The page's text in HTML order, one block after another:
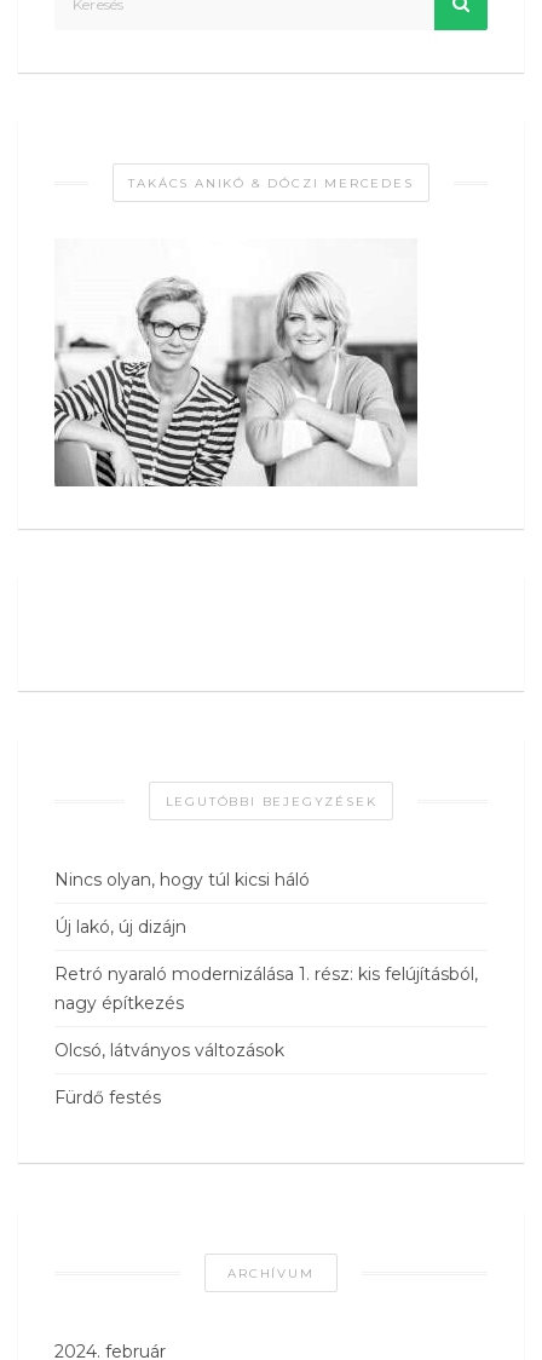
TAKÁCS ANIKÓ & DÓCZI MERCEDES
LEGUTÓBBI BEJEGYZÉSEK
Nincs olyan, hogy túl kicsi háló
Új lakó, új dizájn
Retró nyaraló modernizálása 1. rész: kis felújításból,
nagy építkezés
Olcsó, látványos változások
Fürdő festés
ARCHÍVUM
2024. február